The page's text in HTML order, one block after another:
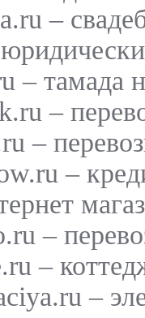
–
– тамада
–
–
–
–
–
–